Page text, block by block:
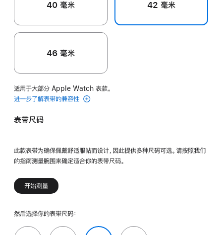
40 毫米 42 毫米
46 毫米
适用于大部分 Apple Watch 表款。
进一步了解表带的兼容性
表带尺码
此款表带为确保佩戴舒适服帖而设计，因此提供多种尺码可选。请按照我们
的指南测量腕围来确定适合你的表带尺码。
开始测量
然后选择你的表带尺码：